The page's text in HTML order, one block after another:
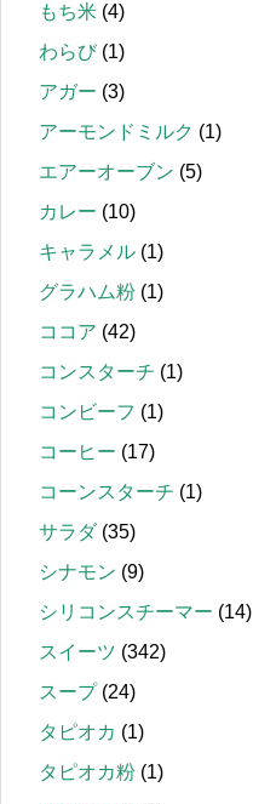
もち米 (4)
わらび(1)
アガー (3)
アーモンドミルク (1)
エアーオーブン (5)
カレー (10)
キャラメル (1)
グラハム粉 (1)
ココア (42)
コンスターチ (1)
コンビーフ (1)
コーヒー (17)
コーンスターチ (1)
サラダ(35)
シナモン (9)
シリコンスチーマー (14)
スイーツ (342)
スープ(24)
タピオカ (1)
タピオカ粉 (1)